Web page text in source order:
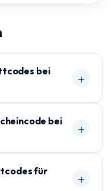
bei
+
bei
+
für
+